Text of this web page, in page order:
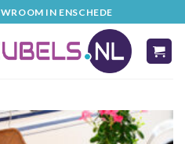
IN ENSCHEDE